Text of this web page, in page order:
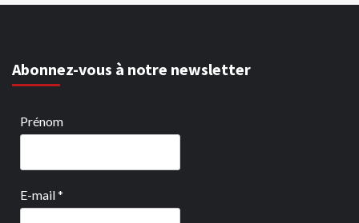
Abonnez-vous à notre newsletter
Prénom
E-mail*